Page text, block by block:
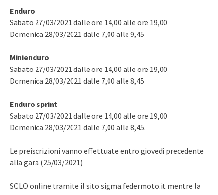
Enduro
Sabato 27/03/2021 dalle ore 14,00 alle ore 19,00
Domenica 28/03/2021 dalle 7,00 alle 9,45
Minienduro
Sabato 27/03/2021 dalle ore 14,00 alle ore 19,00
Domenica 28/03/2021 dalle 7,00 alle 8,45
Enduro sprint
Sabato 27/03/2021 dalle ore 14,00 alle ore 19,00
Domenica 28/03/2021 dalle 7,00 alle 8,45.
Le preiscrizioni vanno effettuate entro giovedì precedente
alla gara (25/03/2021)
SOLO online tramite il sito sigma.federmoto.it mentre la